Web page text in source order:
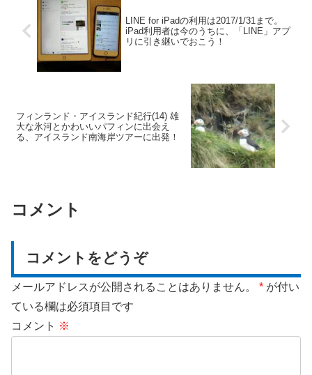
LINE for iPadの利用は2017/1/31まで。
iPad利用者は今のうちに、「LINE」アプ
リに引き継いでおこう！
フィンランド・アイスランド紀行(14) 雄
大な氷河とかわいいパフィンに出会え
る、アイスランド南海岸ツアーに出発！
コメント
コメントをどうぞ
メールアドレスが公開されることはありません。 * が付い
ている欄は必須項目です
コメント ※